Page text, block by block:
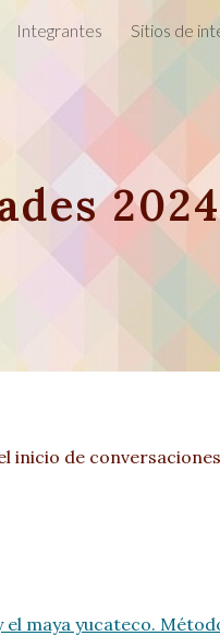
Skip to navigation
Integrantes Sitios de
inicio de
maya yucateco.